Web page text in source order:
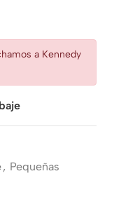
a Kennedy
, Pequeñas